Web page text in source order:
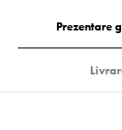
Prezentare